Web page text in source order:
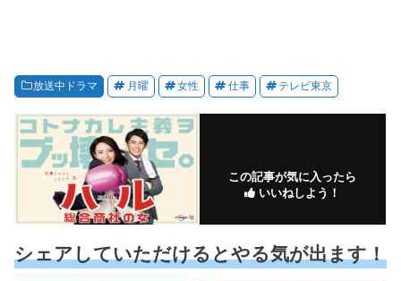
放送中ドラマ 月曜 女性 仕事 テレビ東京
この記事が気に入ったら
いいねしよう！
シェアしていただけるとやる気が出ます！